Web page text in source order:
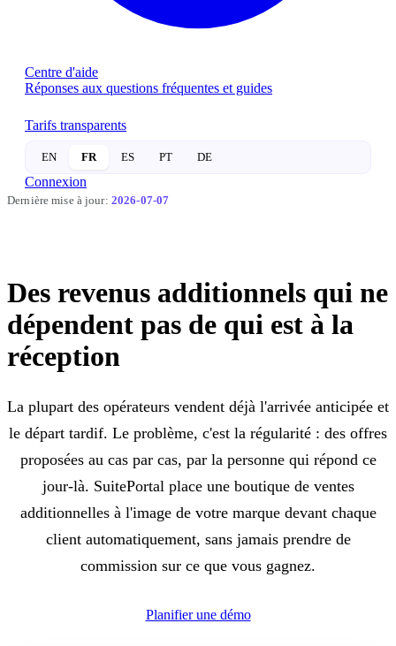
Centre d'aide
Réponses aux questions fréquentes et guides
Tarifs transparents
EN FR ES PT DE
Connexion
Dernière mise à jour: 2026-07-07
Des revenus additionnels qui ne
dépendent pas de qui est à la
réception
La plupart des opérateurs vendent déjà l'arrivée anticipée et
le départ tardif. Le problème, c'est la régularité : des offres
proposées au cas par cas, par la personne qui répond ce
jour-là. SuitePortal place une boutique de ventes
additionnelles à l'image de votre marque devant chaque
client automatiquement, sans jamais prendre de
commission sur ce que vous gagnez.
Planifier une démo